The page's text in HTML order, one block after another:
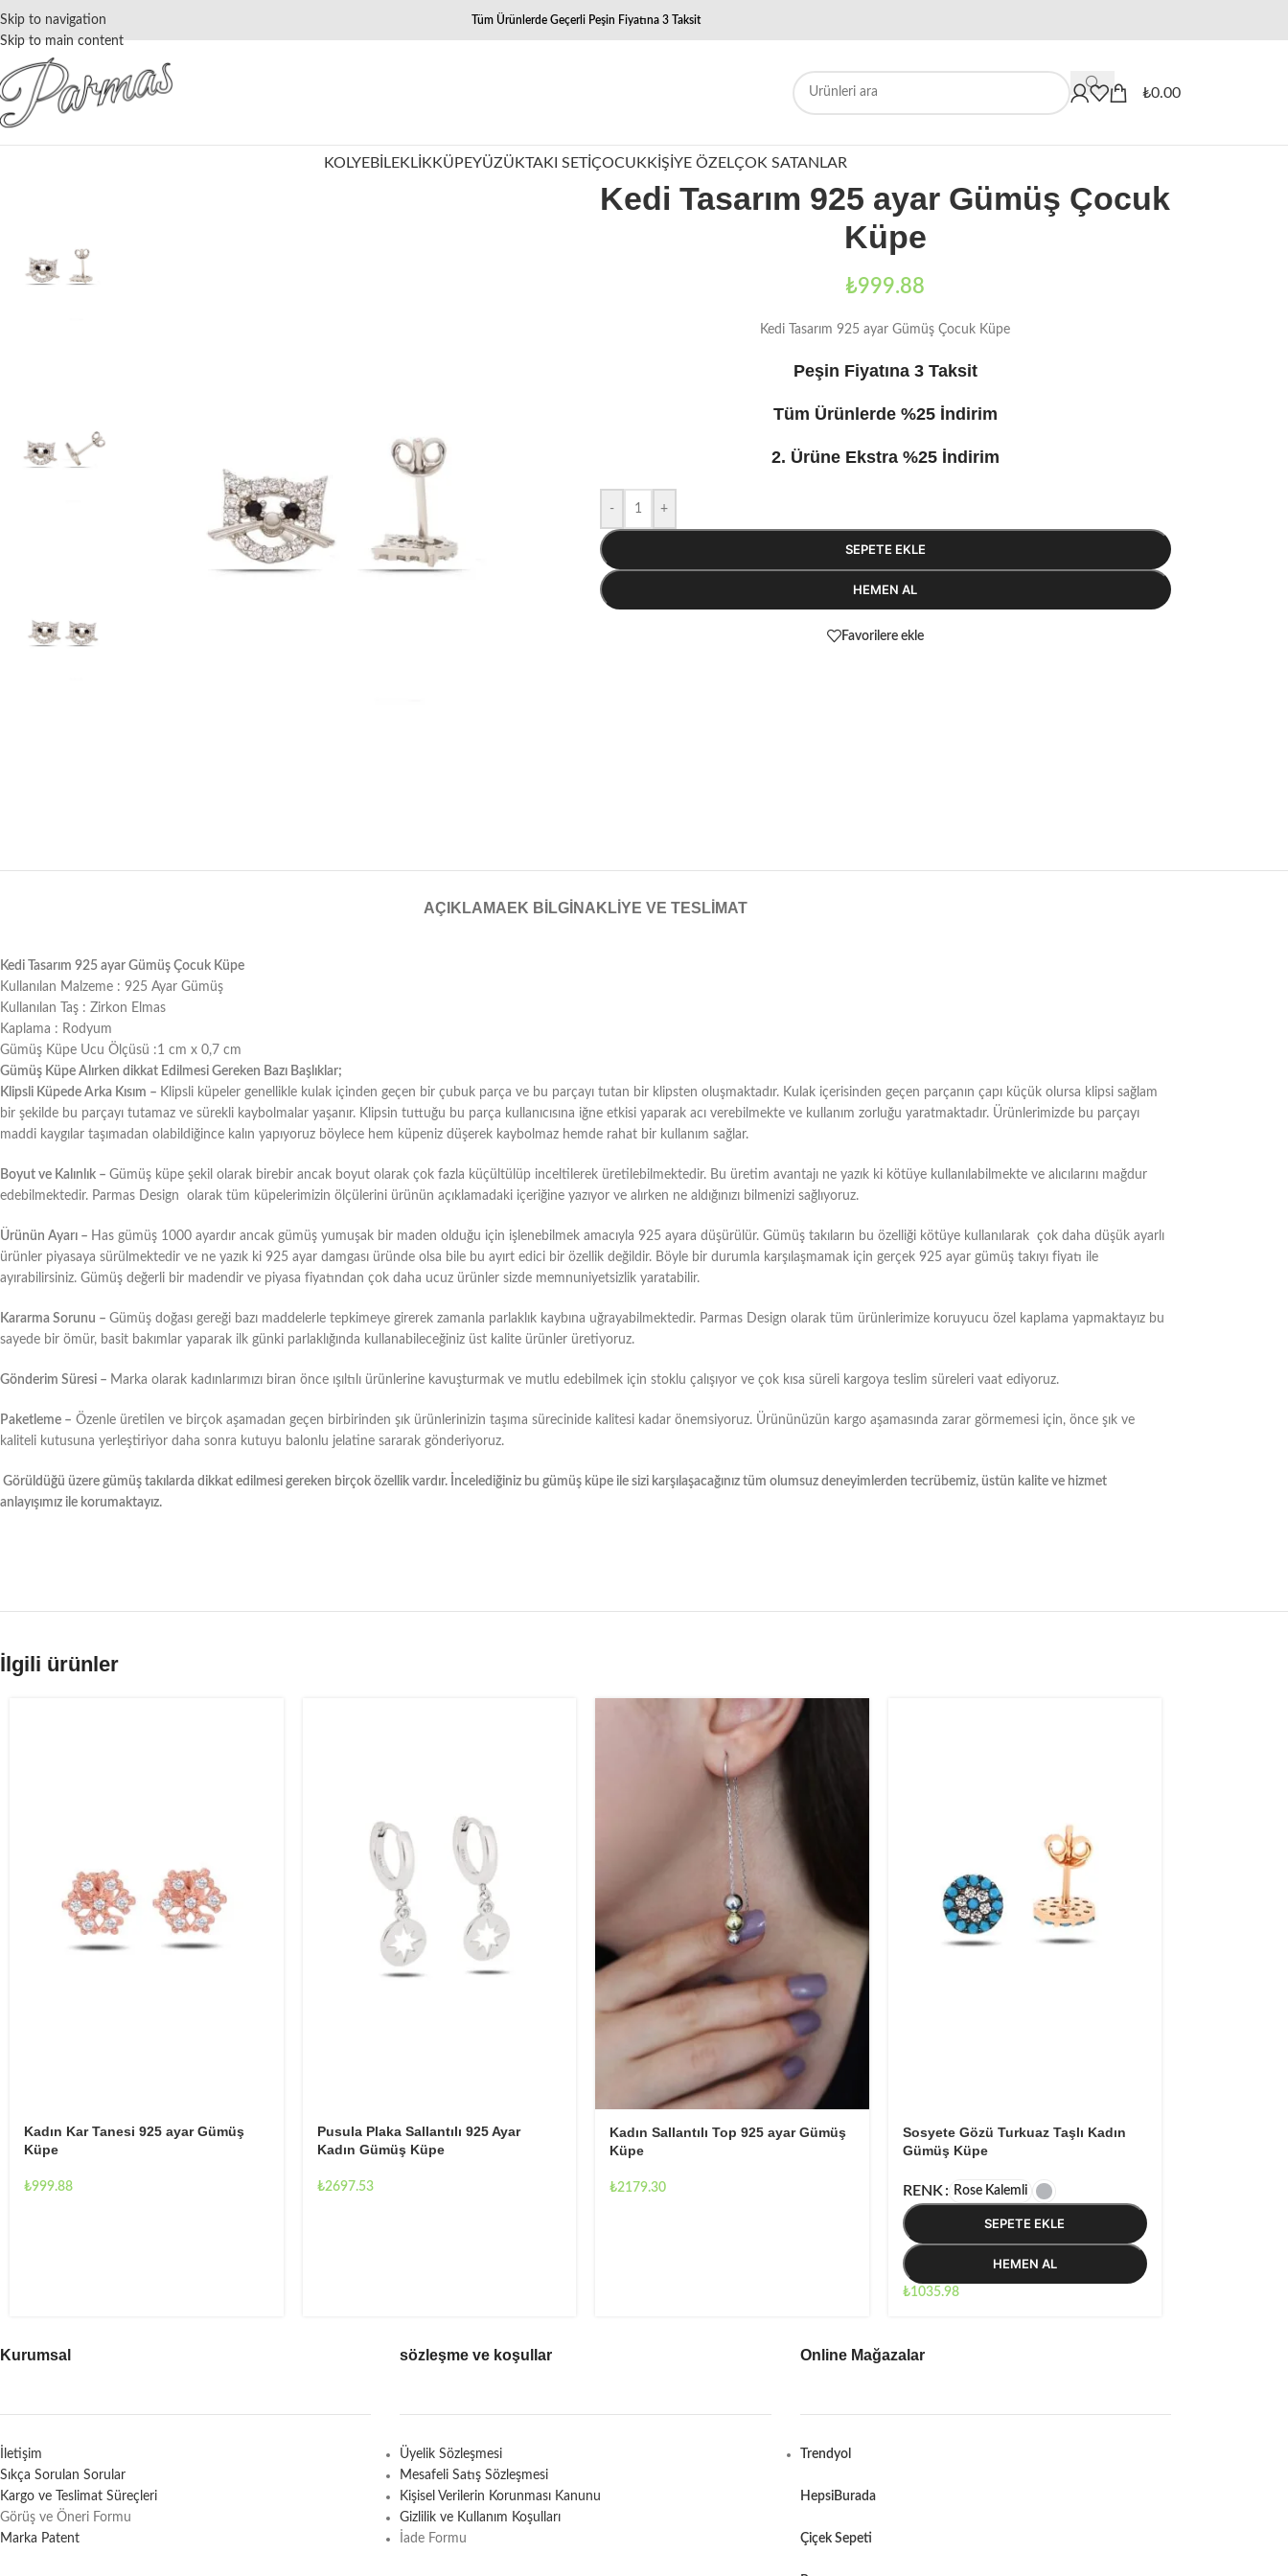
Skip to navigation
Skip to main content
Tüm Ürünlerde Geçerli Peşin Fiyatına 3 Taksit
When autocomplete results are
₺0.00
KOLYEBILEKLIKKÜPEYÜZÜKTAKI SETIÇOCUKKIŞIYE ÖZELÇOK SATANLAR
Kedi Tasarım 925 ayar Gümüş Çocuk
Küpe
₺999.88
Kedi Tasarım 925 ayar Gümüş Çocuk Küpe
Peşin Fiyatına 3 Taksit
Tüm Ürünlerde %25 İndirim
2. Ürüne Ekstra %25 İndirim
- +
SEPETE EKLE
HEMEN AL
Favorilere ekle
AÇIKLAMA EK BILGI NAKLIYE VE TESLIMAT
Kedi Tasarım 925 ayar Gümüş Çocuk Küpe
Kullanılan Malzeme : 925 Ayar Gümüş
Kullanılan Taş : Zirkon Elmas
Kaplama : Rodyum
Gümüş Küpe Ucu Ölçüsü :1 cm x 0,7 cm
Gümüş Küpe Alırken dikkat Edilmesi Gereken Bazı Başlıklar;
Klipsli Küpede Arka Kısım – Klipsli küpeler genellikle kulak içinden geçen bir çubuk parça ve bu parçayı tutan bir klipsten oluşmaktadır. Kulak içerisinden geçen parçanın çapı küçük olursa klipsi sağlam
bir şekilde bu parçayı tutamaz ve sürekli kaybolmalar yaşanır. Klipsin tuttuğu bu parça kullanıcısına iğne etkisi yaparak acı verebilmekte ve kullanım zorluğu yaratmaktadır. Ürünlerimizde bu parçayı
maddi kaygılar taşımadan olabildiğince kalın yapıyoruz böylece hem küpeniz düşerek kaybolmaz hemde rahat bir kullanım sağlar.
Boyut ve Kalınlık – Gümüş küpe şekil olarak birebir ancak boyut olarak çok fazla küçültülüp inceltilerek üretilebilmektedir. Bu üretim avantajı ne yazık ki kötüye kullanılabilmekte ve alıcılarını mağdur
edebilmektedir. Parmas Design olarak tüm küpelerimizin ölçülerini ürünün açıklamadaki içeriğine yazıyor ve alırken ne aldığınızı bilmenizi sağlıyoruz.
Ürünün Ayarı – Has gümüş 1000 ayardır ancak gümüş yumuşak bir maden olduğu için işlenebilmek amacıyla 925 ayara düşürülür. Gümüş takıların bu özelliği kötüye kullanılarak çok daha düşük ayarlı
ürünler piyasaya sürülmektedir ve ne yazık ki 925 ayar damgası üründe olsa bile bu ayırt edici bir özellik değildir. Böyle bir durumla karşılaşmamak için gerçek 925 ayar gümüş takıyı fiyatı ile
ayırabilirsiniz. Gümüş değerli bir madendir ve piyasa fiyatından çok daha ucuz ürünler sizde memnuniyetsizlik yaratabilir.
Kararma Sorunu – Gümüş doğası gereği bazı maddelerle tepkimeye girerek zamanla parlaklık kaybına uğrayabilmektedir. Parmas Design olarak tüm ürünlerimize koruyucu özel kaplama yapmaktayız bu
sayede bir ömür, basit bakımlar yaparak ilk günki parlaklığında kullanabileceğiniz üst kalite ürünler üretiyoruz.
Gönderim Süresi – Marka olarak kadınlarımızı biran önce ışıltılı ürünlerine kavuşturmak ve mutlu edebilmek için stoklu çalışıyor ve çok kısa süreli kargoya teslim süreleri vaat ediyoruz.
Paketleme – Özenle üretilen ve birçok aşamadan geçen birbirinden şık ürünlerinizin taşıma sürecinide kalitesi kadar önemsiyoruz. Ürününüzün kargo aşamasında zarar görmemesi için, önce şık ve
kaliteli kutusuna yerleştiriyor daha sonra kutuyu balonlu jelatine sararak gönderiyoruz.
Görüldüğü üzere gümüş takılarda dikkat edilmesi gereken birçok özellik vardır. İncelediğiniz bu gümüş küpe ile sizi karşılaşacağınız tüm olumsuz deneyimlerden tecrübemiz, üstün kalite ve hizmet
anlayışımız ile korumaktayız.
İlgili ürünler
Kadın Kar Tanesi 925 ayar Gümüş
Küpe
₺999.88
Pusula Plaka Sallantılı 925 Ayar
Kadın Gümüş Küpe
₺2697.53
Kadın Sallantılı Top 925 ayar Gümüş
Küpe
₺2179.30
Sosyete Gözü Turkuaz Taşlı Kadın
Gümüş Küpe
RENK Rose Kalemli
SEPETE EKLE
HEMEN AL
₺1035.98
Kurumsal
İletişim
Sıkça Sorulan Sorular
Kargo ve Teslimat Süreçleri
Görüş ve Öneri Formu
Marka Patent
sözleşme ve koşullar
Üyelik Sözleşmesi
Mesafeli Satış Sözleşmesi
Kişisel Verilerin Korunması Kanunu
Gizlilik ve Kullanım Koşulları
İade Formu
Online Mağazalar
Trendyol
HepsiBurada
Çiçek Sepeti